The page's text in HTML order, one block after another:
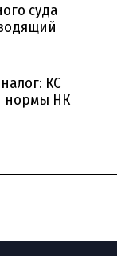
суда
КС
нормы НК